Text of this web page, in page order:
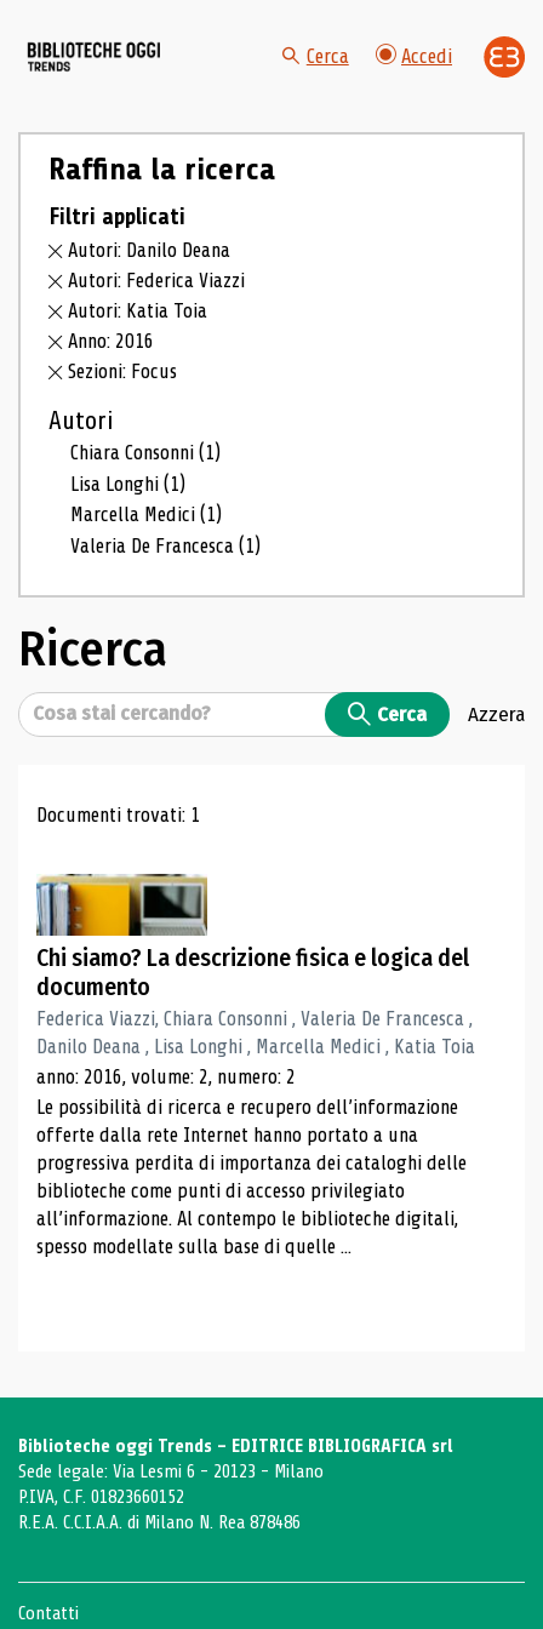
Cerca Accedi
Raffina la ricerca
Filtri applicati
Autori: Danilo Deana
Autori: Federica Viazzi
Autori: Katia Toia
Anno: 2016
Sezioni: Focus
Autori
Chiara Consonni(1)
Lisa Longhi(1)
Marcella Medici(1)
Valeria De Francesca(1)
Ricerca
Cerca Cerca Azzera
Risultati di ricerca
Documenti trovati: 1
Chi siamo? La descrizione fisica e logica del
documento
Federica Viazzi, Chiara Consonni , Valeria De Francesca ,
Danilo Deana , Lisa Longhi , Marcella Medici , Katia Toia
anno: 2016, volume: 2, numero: 2
Le possibilità di ricerca e recupero dell’informazione
offerte dalla rete Internet hanno portato a una
progressiva perdita di importanza dei cataloghi delle
biblioteche come punti di accesso privilegiato
all’informazione. Al contempo le biblioteche digitali,
spesso modellate sulla base di quelle ...
Biblioteche oggi Trends - EDITRICE BIBLIOGRAFICA srl
Sede legale: Via Lesmi 6 - 20123 - Milano
P.IVA, C.F. 01823660152
R.E.A. C.C.I.A.A. di Milano N. Rea 878486
Contatti